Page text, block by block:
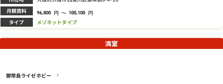
月額賃料 96,800 円 ～ 100,100 円
タイプ メゾネットタイプ
御幣島ライゼホビー
満室